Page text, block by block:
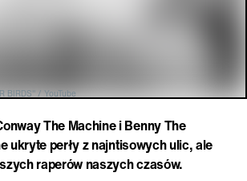
BIRDS" / YouTube
The Machine i Benny The
ukryte perły z najntisowych ulic, ale
raperów naszych czasów.